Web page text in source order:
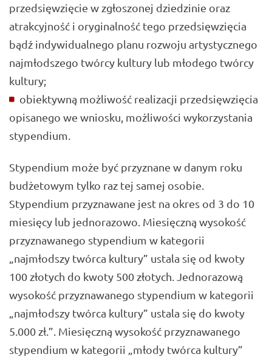
przedsięwzięcie w zgłoszonej dziedzinie oraz
atrakcyjność i oryginalność tego przedsięwzięcia
bądź indywidualnego planu rozwoju artystycznego
najmłodszego twórcy kultury lub młodego twórcy
kultury;
obiektywną możliwość realizacji przedsięwzięcia
opisanego we wniosku, możliwości wykorzystania
stypendium.
Stypendium może być przyznane w danym roku
budżetowym tylko raz tej samej osobie.
Stypendium przyznawane jest na okres od 3 do 10
miesięcy lub jednorazowo. Miesięczną wysokość
przyznawanego stypendium w kategorii
„najmłodszy twórca kultury” ustala się od kwoty
100 złotych do kwoty 500 złotych. Jednorazową
wysokość przyznawanego stypendium w kategorii
„najmłodszy twórca kultury” ustala się do kwoty
5.000 zł.”. Miesięczną wysokość przyznawanego
stypendium w kategorii „młody twórca kultury”